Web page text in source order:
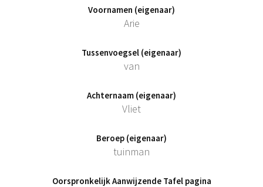
Voornamen (eigenaar)
Arie
Tussenvoegsel (eigenaar)
van
Achternaam (eigenaar)
Vliet
Beroep (eigenaar)
tuinman
Oorspronkelijk Aanwijzende Tafel pagina